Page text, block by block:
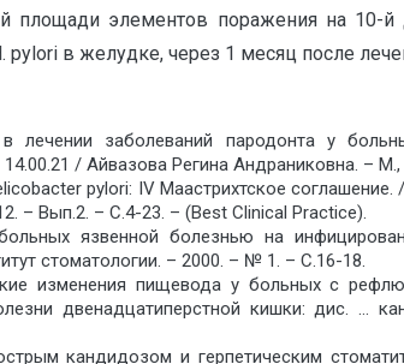
элементов поражения на 10-й
pylori в желудке, через 1 месяц после
лечении заболеваний пародонта у
/ Айвазова Регина Андраниковна. – М.,
pylori: IV Маастрихтское
– Вып.2. – С.4-23. – (Best Clinical Practice).
язвенной болезнью на
стоматологии. – 2000. – № 1. – С.16-18.
изменения пищевода у больных с
двенадцатиперстной кишки: дис. …
кандидозом и герпетическим